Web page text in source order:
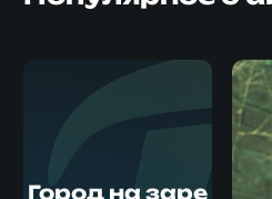
Город на заре